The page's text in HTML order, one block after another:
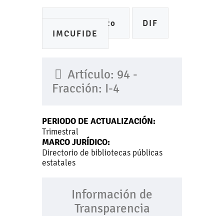
Ayuntamiento
DIF
IMCUFIDE
Artículo: 94 -
Fracción: I-4
PERIODO DE ACTUALIZACIÓN:
Trimestral
MARCO JURÍDICO:
Directorio de bibliotecas públicas
estatales
Información de
Transparencia